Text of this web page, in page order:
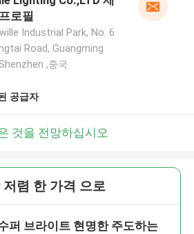
로필
Industrial Park, No. 6
Road, Guangming
,중국
공급자
것을 전망하십시오
저렴 한 가격 으로
퍼 브라이트 현명한 주도하는